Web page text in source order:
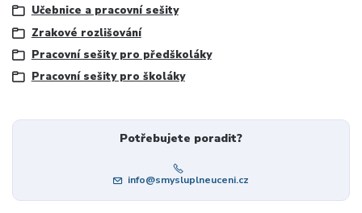
Učebnice a pracovní sešity
Zrakové rozlišování
Pracovní sešity pro předškoláky
Pracovní sešity pro školáky
Potřebujete poradit?
info@smysluplneuceni.cz